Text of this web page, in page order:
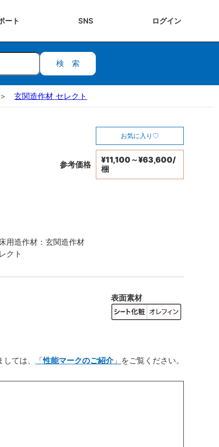
ート SNS ログイン
検索
玄関造作材 セレクト
お気に入り
参考価格
¥11,100～¥63,600/
梱
表面素材
ては、 性能マークのご紹介 をご覧ください。